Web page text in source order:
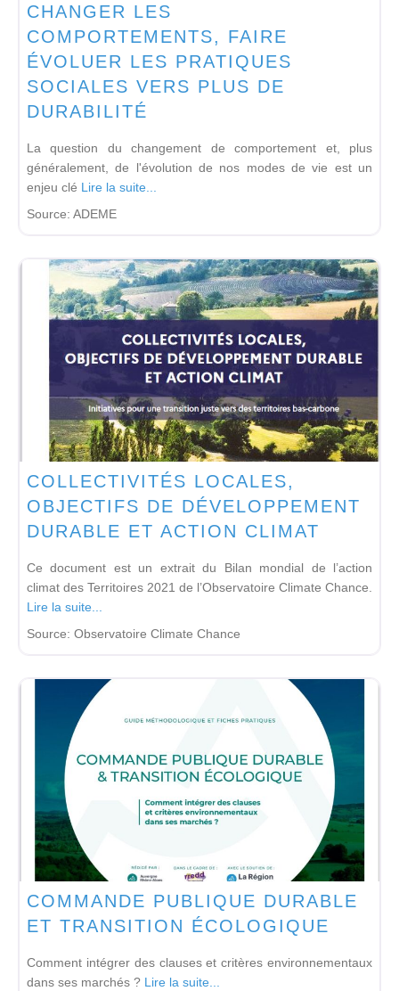
CHANGER LES
COMPORTEMENTS, FAIRE
ÉVOLUER LES PRATIQUES
SOCIALES VERS PLUS DE
DURABILITÉ
La question du changement de comportement et, plus
généralement, de l'évolution de nos modes de vie est un
enjeu clé Lire la suite...
Source: ADEME
COLLECTIVITÉS LOCALES,
OBJECTIFS DE DÉVELOPPEMENT
DURABLE ET ACTION CLIMAT
Ce document est un extrait du Bilan mondial de l’action
climat des Territoires 2021 de l’Observatoire Climate Chance.
Lire la suite...
Source: Observatoire Climate Chance
COMMANDE PUBLIQUE DURABLE
ET TRANSITION ÉCOLOGIQUE
Comment intégrer des clauses et critères environnementaux
dans ses marchés ? Lire la suite...